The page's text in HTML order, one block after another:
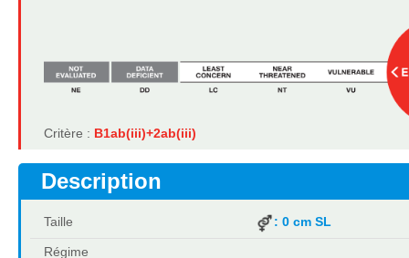
Critère : B1ab(iii)+2ab(iii)
Description
Taille : 0 cm SL
Régime